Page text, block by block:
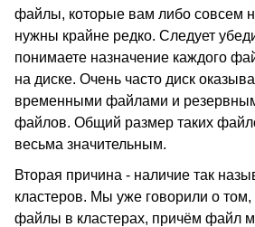
файлы, которые вам либо совсем
нужны крайне редко. Следует
понимаете назначение каждого
на диске. Очень часто диск
временными файлами и
файлов. Общий размер таких
весьма значительным.
Вторая причина - наличие так
кластеров. Мы уже говорили о том,
файлы в кластерах, причём файл